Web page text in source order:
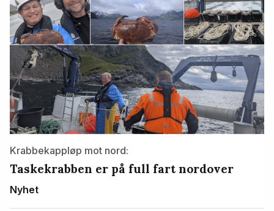
Krabbekappløp mot nord:
Taskekrabben er på full fart nordover
Nyhet